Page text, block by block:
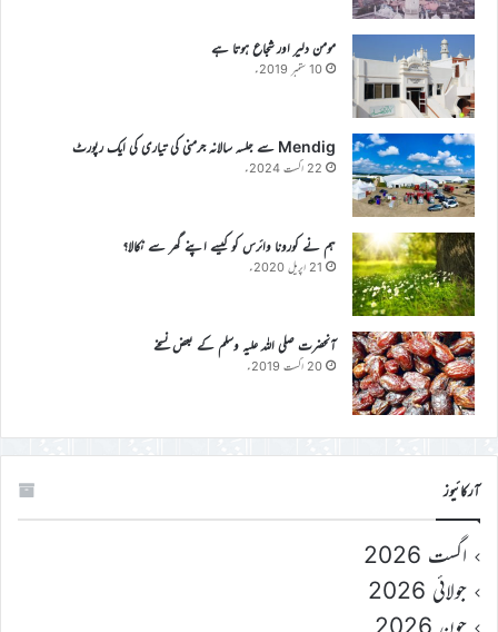
مومن دلیر اور شجاع ہوتا ہے
10 ستمبر 2019ء
Mendig سے جلسہ سالانہ جرمنی کی تیاری کی ایک رپورٹ
22 اگست 2024ء
ہم نے کورونا وائرس کو کیسے اپنے گھر سے نکالا؟
21 اپریل 2020ء
آنحضرت صلی اللہ علیہ وسلم کے بعض نسخے
20 اگست 2019ء
آرکائیوز
اگست 2026
جولائی 2026
جون 2026